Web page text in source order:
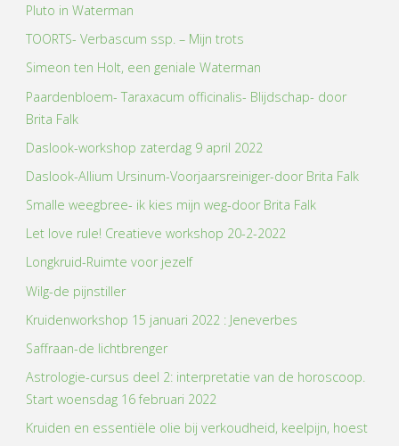
Pluto in Waterman
TOORTS- Verbascum ssp. – Mijn trots
Simeon ten Holt, een geniale Waterman
Paardenbloem- Taraxacum officinalis- Blijdschap- door
Brita Falk
Daslook-workshop zaterdag 9 april 2022
Daslook-Allium Ursinum-Voorjaarsreiniger-door Brita Falk
Smalle weegbree- ik kies mijn weg-door Brita Falk
Let love rule! Creatieve workshop 20-2-2022
Longkruid-Ruimte voor jezelf
Wilg-de pijnstiller
Kruidenworkshop 15 januari 2022 : Jeneverbes
Saffraan-de lichtbrenger
Astrologie-cursus deel 2: interpretatie van de horoscoop.
Start woensdag 16 februari 2022
Kruiden en essentiële olie bij verkoudheid, keelpijn, hoest